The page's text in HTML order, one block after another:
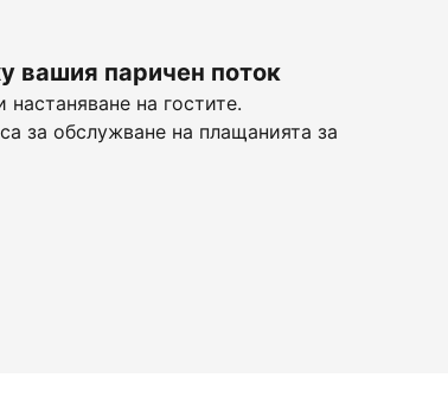
вашия паричен поток
на гостите.
за обслужване на плащанията за